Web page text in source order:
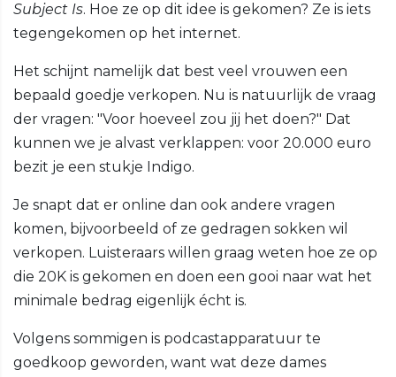
Subject Is. Hoe ze op dit idee is gekomen? Ze is iets
tegengekomen op het internet.
Het schijnt namelijk dat best veel vrouwen een
bepaald goedje verkopen. Nu is natuurlijk de vraag
der vragen: "Voor hoeveel zou jij het doen?" Dat
kunnen we je alvast verklappen: voor 20.000 euro
bezit je een stukje Indigo.
Je snapt dat er online dan ook andere vragen
komen, bijvoorbeeld of ze gedragen sokken wil
verkopen. Luisteraars willen graag weten hoe ze op
die 20K is gekomen en doen een gooi naar wat het
minimale bedrag eigenlijk écht is.
Volgens sommigen is podcastapparatuur te
goedkoop geworden, want wat deze dames